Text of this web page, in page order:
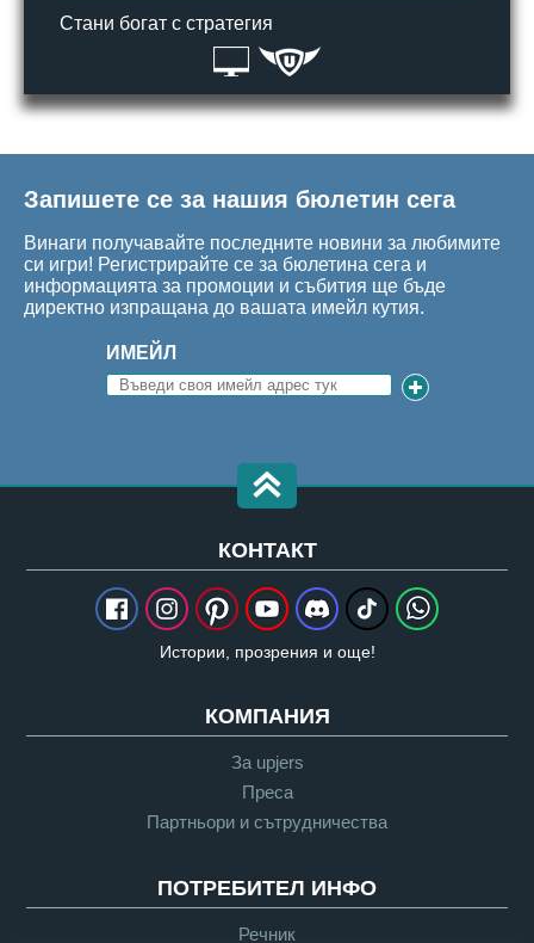
Стани богат с стратегия
Запишете се за нашия бюлетин сега
Винаги получавайте последните новини за любимите
си игри! Регистрирайте се за бюлетина сега и
информацията за промоции и събития ще бъде
директно изпращана до вашата имейл кутия.
ИМЕЙЛ
КОНТАКТ
Истории, прозрения и още!
КОМПАНИЯ
За upjers
Преса
Партньори и сътрудничества
ПОТРЕБИТЕЛ ИНФО
Речник